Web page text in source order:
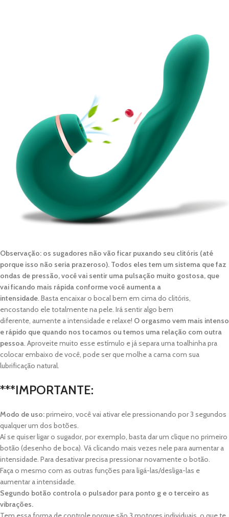
Observação: os sugadores não vão ficar puxando seu clitóris (até
porque isso não seria prazeroso). Todos eles tem um sistema que faz
ondas de pressão, você vai sentir uma pulsação muito gostosa, que
vai ficando mais rápida conforme você aumenta a
intensidade. Basta encaixar o bocal bem em cima do clitóris,
encostando ele totalmente na pele. Irá sentir algo bem
diferente, aumente a intensidade e relaxe! O orgasmo vem mais intenso
e rápido que quando nos tocamos ou temos uma relação com outra
pessoa. Aproveite muito esse estímulo e já separa uma toalhinha pra
colocar embaixo de você, pode ser que molhe a cama com sua
lubrificação natural.
***IMPORTANTE:
Modo de uso:primeiro, você vai ativar ele pressionando por 3 segundos
qualquer um dos botões.
Aí se quiser ligar o sugador, por exemplo, basta dar um clique no primeiro
botão (desenho de boca). Vá clicando mais vezes nele para aumentar a
intensidade. Para desativar precisa pressionar novamente o botão.
Faça o mesmo com as outras funções para ligá-las/desliga-las e
aumentar a intensidade.
Segundo botão controla o pulsador para ponto g e o terceiro as
vibrações.